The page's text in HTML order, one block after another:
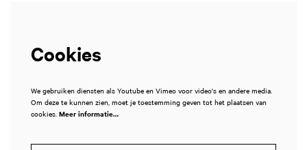
Cookies
We gebruiken diensten als Youtube en Vimeo voor video's en andere media.
Om deze te kunnen zien, moet je toestemming geven tot het plaatsen van
cookies. Meer informatie…